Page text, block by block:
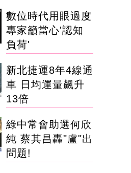
數位時代用眼過度
專家籲當心'認知
負荷'
新北捷運8年4線通
車 日均運量飆升
13倍
綠中常會助選何欣
純 蔡其昌轟"盧"出
問題!